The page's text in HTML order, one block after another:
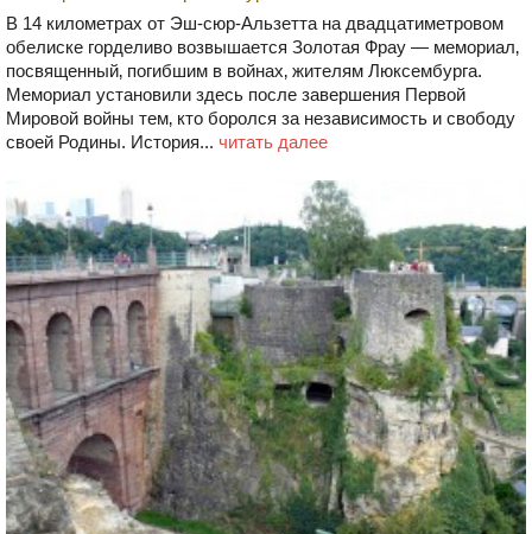
В 14 километрах от Эш-сюр-Альзетта на двадцатиметровом
обелиске горделиво возвышается Золотая Фрау — мемориал‚
посвященный‚ погибшим в войнах‚ жителям Люксембурга.
Мемориал установили здесь после завершения Первой
Мировой войны тем‚ кто боролся за независимость и свободу
своей Родины. История... читать далее